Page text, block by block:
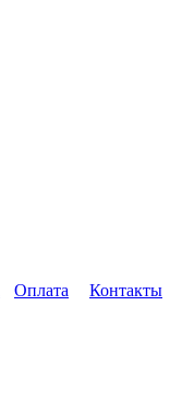
Оплата Контакты